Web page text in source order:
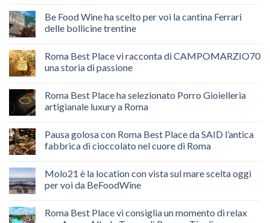
Be Food Wine ha scelto per voi la cantina Ferrari
delle bollicine trentine
Roma Best Place vi racconta di CAMPOMARZIO70
una storia di passione
Roma Best Place ha selezionato Porro Gioielleria
artigianale luxury a Roma
Pausa golosa con Roma Best Place da SAID l’antica
fabbrica di cioccolato nel cuore di Roma
Molo21 è la location con vista sul mare scelta oggi
per voi da BeFoodWine
Roma Best Place vi consiglia un momento di relax